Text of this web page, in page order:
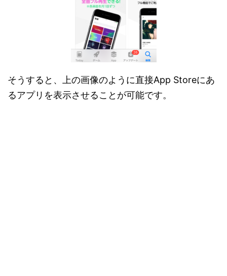
そうすると、上の画像のように直接App Storeにあ
るアプリを表示させることが可能です。